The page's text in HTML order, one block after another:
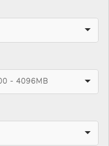
- 4096MB